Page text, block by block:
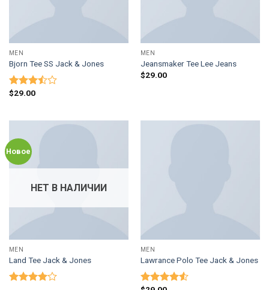
MEN
Bjorn Tee SS Jack & Jones
Оценка
$29.00
MEN
Jeansmaker Tee Lee Jeans
$29.00
Новое
НЕТ В НАЛИЧИИ
MEN
Land Tee Jack & Jones
MEN
Lawrance Polo Tee Jack & Jones